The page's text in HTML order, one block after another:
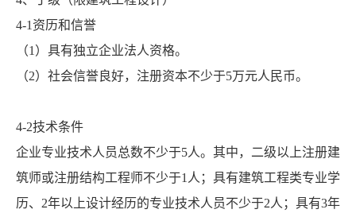
4-1资历和信誉
（1）具有独立企业法人资格。
（2）社会信誉良好，注册资本不少于5万元人民币。
4-2技术条件
企业专业技术人员总数不少于5人。其中，二级以上注册建
筑师或注册结构工程师不少于1人；具有建筑工程类专业学
历、2年以上设计经历的专业技术人员不少于2人；具有3年